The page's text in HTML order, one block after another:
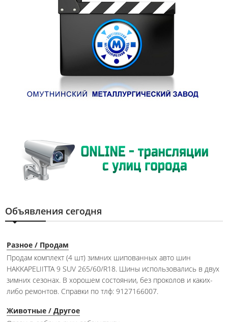
Объявления сегодня
Разное / Продам
Продам комплект (4 шт) зимних шипованных авто шин
HAKKAPELIITTA 9 SUV 265/60/R18. Шины использовались в двух
зимних сезонах. В хорошем состоянии, без проколов и каких-
либо ремонтов. Справки по тлф: 9127166007.
Животные / Другое